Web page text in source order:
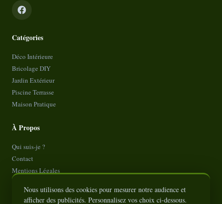
Catégories
Déco Intérieure
Bricolage DIY
Jardin Extérieur
Piscine Terrasse
Maison Pratique
À Propos
Qui suis-je ?
Contact
Mentions Légales
Plan de site
Nous utilisons des cookies pour mesurer notre audience et
afficher des publicités. Personnalisez vos choix ci-dessous.